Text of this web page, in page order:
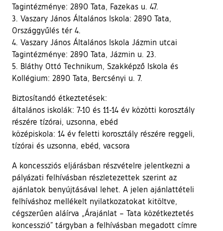
Tagintézménye: 2890 Tata, Fazekas u. 47.
3. Vaszary János Általános Iskola: 2890 Tata,
Országgyűlés tér 4.
4. Vaszary János Általános Iskola Jázmin utcai
Tagintézménye: 2890 Tata, Jázmin u. 23.
5. Bláthy Ottó Technikum, Szakképző Iskola és
Kollégium: 2890 Tata, Bercsényi u. 7.
Biztosítandó étkeztetések:
általános iskolák: 7-10 és 11-14 év közötti korosztály
részére tízórai, uzsonna, ebéd
középiskola: 14 év feletti korosztály részére reggeli,
tízórai és uzsonna, ebéd, vacsora
A koncessziós eljárásban részvételre jelentkezni a
pályázati felhívásban részletezettek szerint az
ajánlatok benyújtásával lehet. A jelen ajánlattételi
felhíváshoz mellékelt nyilatkozatokat kitöltve,
cégszerűen aláírva „Árajánlat – Tata közétkeztetés
koncesszió” tárgyban a felhívásban megadott címre